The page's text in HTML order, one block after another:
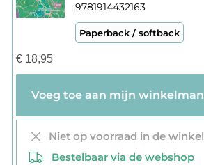
9781914432163
Paperback / softback
€18,95
Niet op voorraad in de winkel
Bestelbaar via de webshop